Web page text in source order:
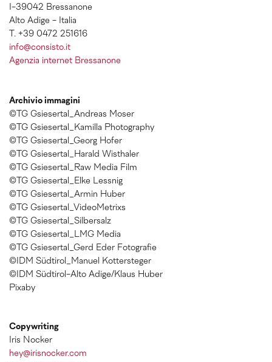
I-39042 Bressanone
Alto Adige - Italia
T. +39 0472 251616
info@consisto.it
Agenzia internet Bressanone
Archivio immagini
©TG Gsiesertal_Andreas Moser
©TG Gsiesertal_Kamilla Photography
©TG Gsiesertal_Georg Hofer
©TG Gsiesertal_Harald Wisthaler
©TG Gsiesertal_Raw Media Film
©TG Gsiesertal_Elke Lessnig
©TG Gsiesertal_Armin Huber
©TG Gsiesertal_VideoMetrixs
©TG Gsiesertal_Silbersalz
©TG Gsiesertal_LMG Media
©TG Gsiesertal_Gerd Eder Fotografie
©IDM Südtirol_Manuel Kottersteger
©IDM Südtirol-Alto Adige/Klaus Huber
Pixaby
Copywriting
Iris Nocker
hey@irisnocker.com